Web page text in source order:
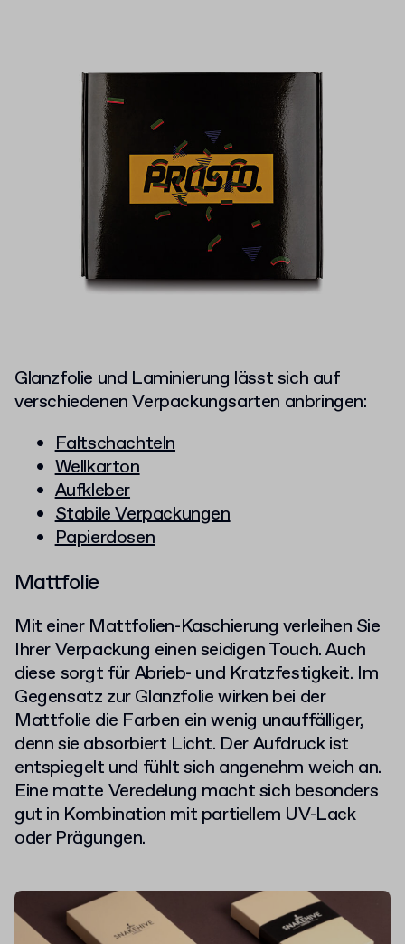
Glanzfolie und Laminierung lässt sich auf
verschiedenen Verpackungsarten anbringen:
Faltschachteln
Wellkarton
Aufkleber
Stabile Verpackungen
Papierdosen
Mattfolie
Mit einer Mattfolien-Kaschierung verleihen Sie
Ihrer Verpackung einen seidigen Touch. Auch
diese sorgt für Abrieb- und Kratzfestigkeit. Im
Gegensatz zur Glanzfolie wirken bei der
Mattfolie die Farben ein wenig unauffälliger,
denn sie absorbiert Licht. Der Aufdruck ist
entspiegelt und fühlt sich angenehm weich an.
Eine matte Veredelung macht sich besonders
gut in Kombination mit partiellem UV-Lack
oder Prägungen.